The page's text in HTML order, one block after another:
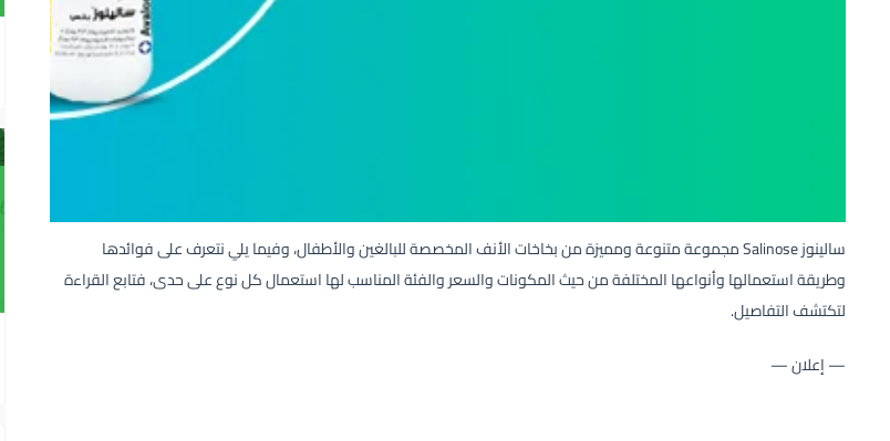
سالينوز Salinose مجموعة متنوعة ومميزة من بخاخات الأنف المخصصة للبالغين والأطفال، وفيما يلي نتعرف على فوائدها
وطريقة استعمالها وأنواعها المختلفة من حيث المكونات والسعر والفئة المناسب لها استعمال كل نوع على حدى، فتابع القراءة
لتكتشف التفاصيل.
— إعلان —